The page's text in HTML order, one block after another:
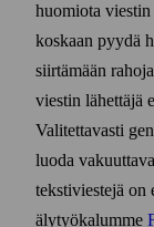
huomiota
koskaan pyydä
siirtämään
viestin lähettäjä
Valitettavasti
luoda
teksti­viestejä on
äly­työ­kalumme